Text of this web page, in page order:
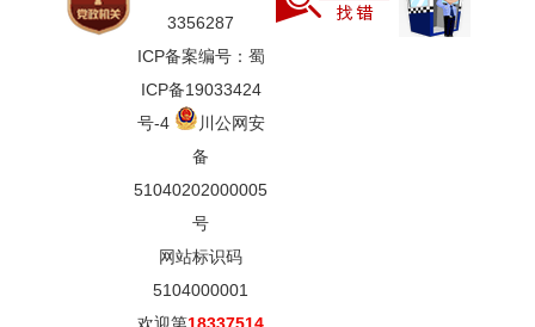
3356287
ICP备案编号：蜀
ICP备19033424
号-4
川公网安
备
51040202000005
号
网站标识码
5104000001